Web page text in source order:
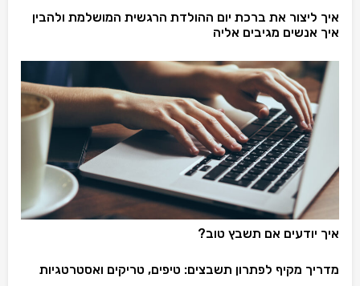
איך ליצור את ברכת יום ההולדת הרגשית המושלמת ולהבין
איך אנשים מגיבים אליה
איך יודעים אם תשבץ טוב?
מדריך מקיף לפתרון תשבצים: טיפים, טריקים ואסטרטגיות